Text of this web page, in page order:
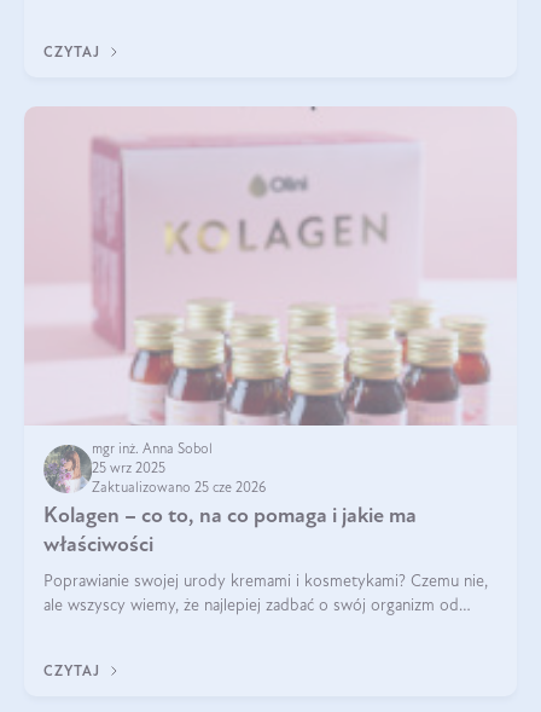
CZYTAJ
mgr inż. Anna Sobol
25 wrz 2025
Zaktualizowano 25 cze 2026
Kolagen – co to, na co pomaga i jakie ma
właściwości
Poprawianie swojej urody kremami i kosmetykami? Czemu nie,
ale wszyscy wiemy, że najlepiej zadbać o swój organizm od
wysokiej jakości suplem
CZYTAJ